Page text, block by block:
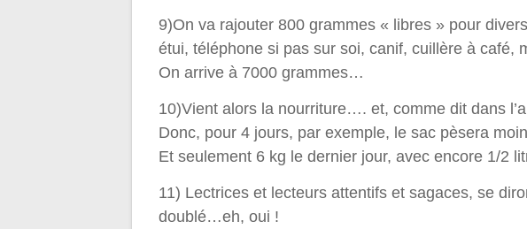
9)On va rajouter 800 grammes « libres » pour
étui, téléphone si pas sur soi, canif, cuillère à
On arrive à 7000 grammes…
10)Vient alors la nourriture…. et, comme dit dans
Donc, pour 4 jours, par exemple, le sac pèsera
Et seulement 6 kg le dernier jour, avec encore 1/2
11) Lectrices et lecteurs attentifs et sagaces, se
doublé…eh, oui !